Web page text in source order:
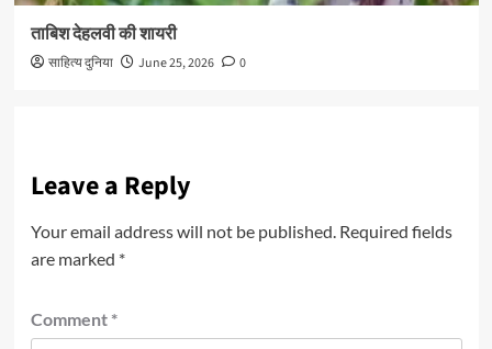
ताबिश देहलवी की शायरी
साहित्य दुनिया June 25, 2026 0
Leave a Reply
Your email address will not be published. Required fields
are marked *
Comment *